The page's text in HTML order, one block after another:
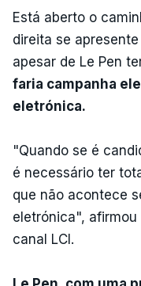
Está aberto o
direita se
apesar de Le Pen
faria campanha
eletrónica.
"Quando se é
é necessário ter
que não acontece
eletrónica",
canal LCI.